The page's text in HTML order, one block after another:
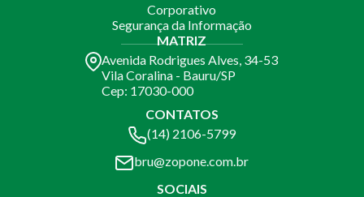
Corporativo
Segurança da Informação
MATRIZ
Avenida Rodrigues Alves, 34-53
Vila Coralina - Bauru/SP
Cep: 17030-000
CONTATOS
(14) 2106-5799
bru@zopone.com.br
SOCIAIS